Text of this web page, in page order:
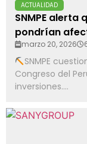
ACTUALIDAD
SNMPE alerta
pondrían
marzo 20, 2026
SNMPE
Congreso del
inversiones....